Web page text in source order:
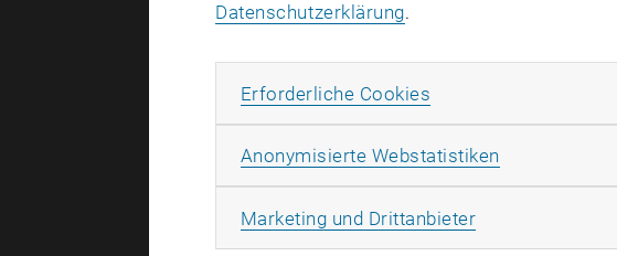
Leitfäden &
Erstellung
Datenschutzerklärung.
Erforderliche Cookies
Anonymisierte Webstatistiken
Marketing und DrittanbieterMarketing